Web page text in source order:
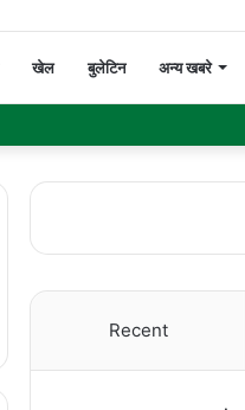
खेल बुलेटिन अन्य खबरे
Recent